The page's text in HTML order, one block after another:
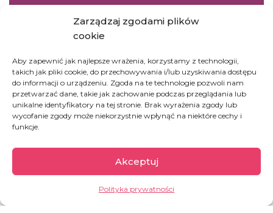
Zarządzaj zgodami plików
cookie
Aby zapewnić jak najlepsze wrażenia, korzystamy z technologii,
takich jak pliki cookie, do przechowywania i/lub uzyskiwania dostępu
do informacji o urządzeniu. Zgoda na te technologie pozwoli nam
przetwarzać dane, takie jak zachowanie podczas przeglądania lub
unikalne identyfikatory na tej stronie. Brak wyrażenia zgody lub
wycofanie zgody może niekorzystnie wpłynąć na niektóre cechy i
funkcje.
Akceptuj
Polityka prywatności
DOBROCZYNNE
Cegiełka na szkołę dla dzieci na Lesvos